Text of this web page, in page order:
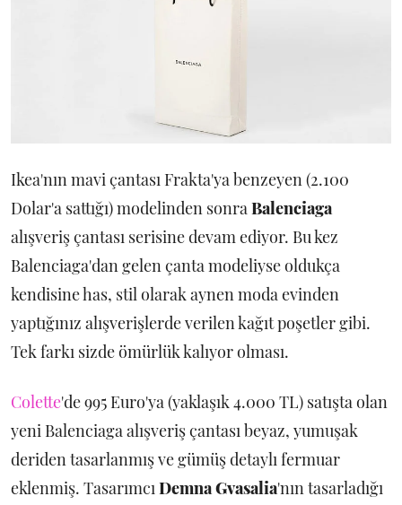
Ikea'nın mavi çantası Frakta'ya benzeyen (2.100
Dolar'a sattığı) modelinden sonraBalenciaga
alışveriş çantası serisine devam ediyor. Bu kez
Balenciaga'dan gelen çanta modeliyse oldukça
kendisine has, stil olarak aynen moda evinden
yaptığınız alışverişlerde verilen kağıt poşetler gibi.
Tek farkı sizde ömürlük kalıyor olması.
Colette'de 995 Euro'ya (yaklaşık 4.000 TL) satışta olan
yeni Balenciaga alışveriş çantası beyaz, yumuşak
deriden tasarlanmış ve gümüş detaylı fermuar
eklenmiş. TasarımcıDemna Gvasalia'nın tasarladığı